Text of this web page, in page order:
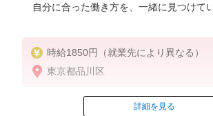
自分に合った働き方を、一緒に見つけて
時給1850円（就業先により異なる）
東京都品川区
詳細を見る